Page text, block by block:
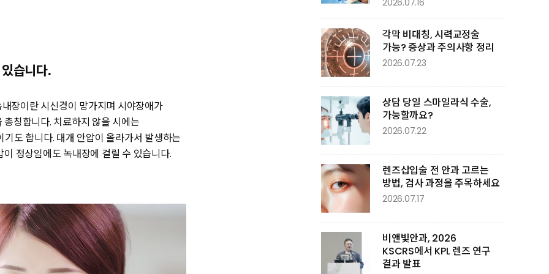
습니다.
장이란 시신경이 망가지며 시야장애가
칭합니다. 치료하지 않을 시에는
도 합니다. 대개 안압이 올라가서 발생하는
정상임에도 녹내장에 걸릴 수 있습니다.
2026.07.16
각막 비대칭, 시력교정술
가능? 증상과 주의사항 정리
2026.07.23
상담 당일 스마일라식 수술,
가능할까요?
2026.07.22
렌즈삽입술 전 안과 고르는
방법, 검사 과정을 주목하세요
2026.07.17
비앤빛안과, 2026
KSCRS에서 KPL 렌즈 연구
결과 발표